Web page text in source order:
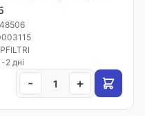
2 дні
- +